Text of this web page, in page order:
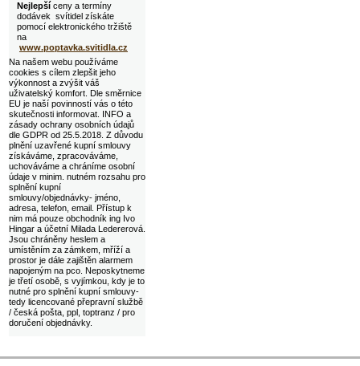
Nejlepší ceny a termíny
dodávek svítidel získáte
pomocí elektronického tržiště
na
www.poptavka.svitidla.cz
Na našem webu používáme
cookies s cílem zlepšit jeho
výkonnost a zvýšit váš
uživatelský komfort. Dle směrnice
EU je naší povinností vás o této
skutečnosti informovat. INFO a
zásady ochrany osobních údajů
dle GDPR od 25.5.2018. Z důvodu
plnění uzavřené kupní smlouvy
získáváme, zpracováváme,
uchováváme a chráníme osobní
údaje v minim. nutném rozsahu pro
splnění kupní
smlouvy/objednávky- jméno,
adresa, telefon, email. Přístup k
nim má pouze obchodník ing Ivo
Hingar a účetní Milada Ledererová.
Jsou chráněny heslem a
umístěním za zámkem, mříží a
prostor je dále zajištěn alarmem
napojeným na pco. Neposkytneme
je třetí osobě, s vyjímkou, kdy je to
nutné pro splnění kupní smlouvy-
tedy licencované přepravní službě
/ česká pošta, ppl, toptranz / pro
doručení objednávky.